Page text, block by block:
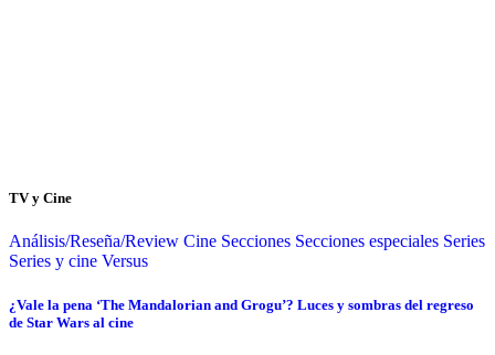
TV y Cine
Análisis/Reseña/Review Cine Secciones Secciones especiales Series
Series y cine Versus
¿Vale la pena ‘The Mandalorian and Grogu’? Luces y sombras del regreso
de Star Wars al cine